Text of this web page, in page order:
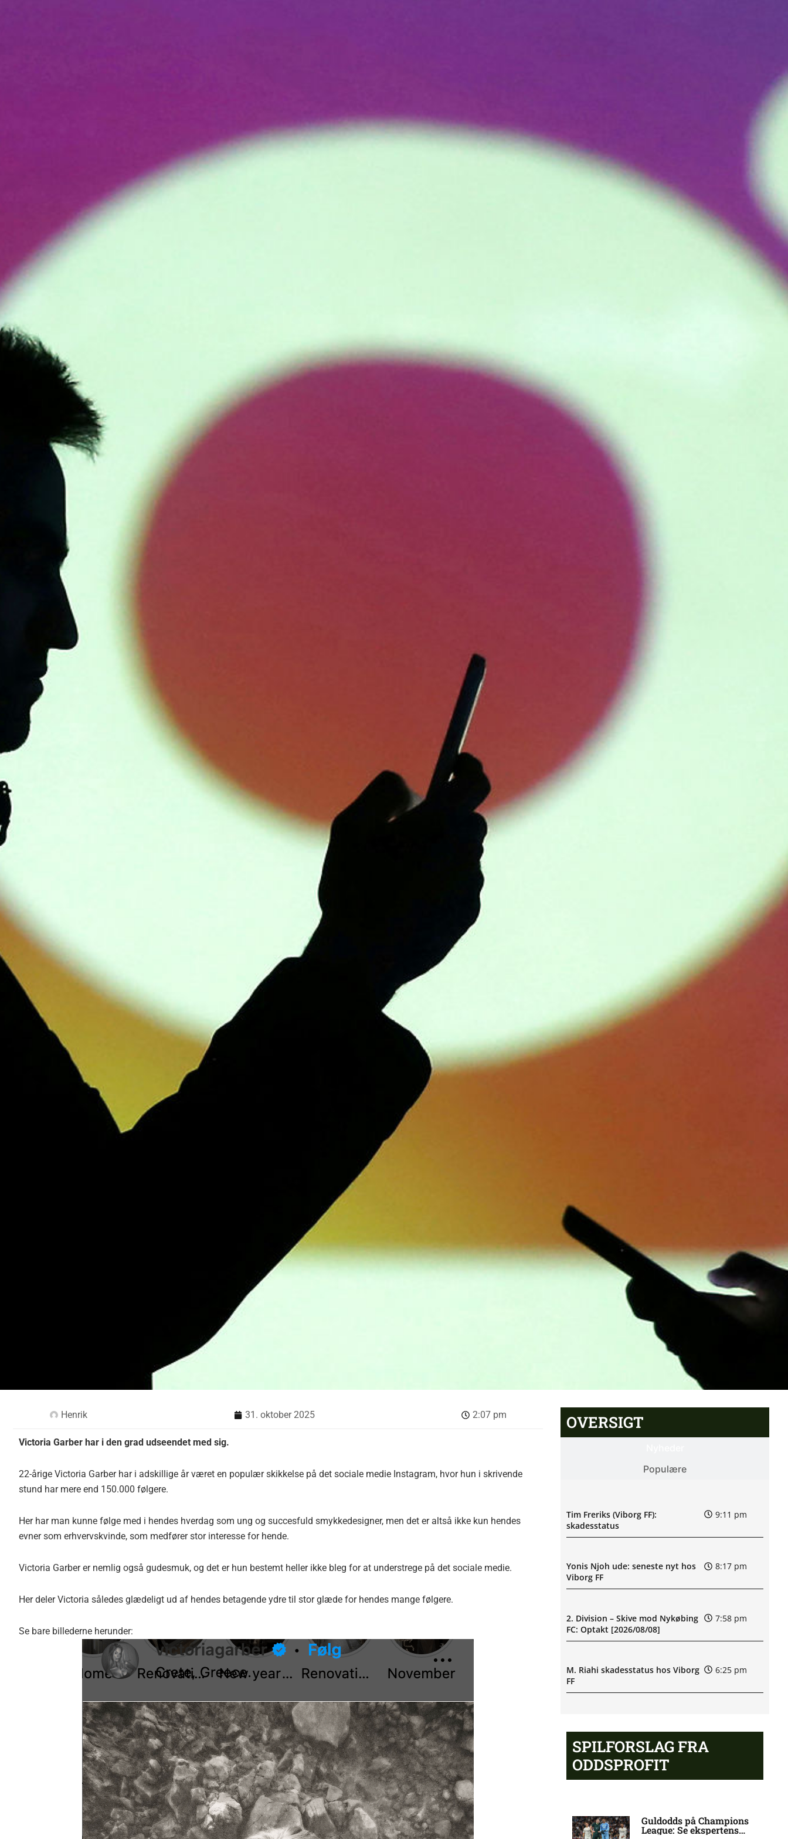
Henrik 31. oktober 2025 2:07 pm
Victoria Garber har i den grad udseendet med sig.
22-årige Victoria Garber har i adskillige år været en populær skikkelse på det sociale medie Instagram, hvor hun i skrivende
stund har mere end 150.000 følgere.
Her har man kunne følge med i hendes hverdag som ung og succesfuld smykkedesigner, men det er altså ikke kun hendes
evner som erhvervskvinde, som medfører stor interesse for hende.
Victoria Garber er nemlig også gudesmuk, og det er hun bestemt heller ikke bleg for at understrege på det sociale medie.
Her deler Victoria således glædeligt ud af hendes betagende ydre til stor glæde for hendes mange følgere.
Se bare billederne herunder:
OVERSIGT
Populære
Tim Freriks (Viborg FF):
skadesstatus
9:11 pm
Yonis Njoh ude: seneste nyt hos
Viborg FF
8:17 pm
2. Division – Skive mod Nykøbing
FC: Optakt [2026/08/08]
7:58 pm
M. Riahi skadesstatus hos Viborg
FF
6:25 pm
skade hos Bodø/Glimt
Eliteserien – Valerenga mod
SPILFORSLAG FRA
ODDSPROFIT
Guldodds på Champions
League: Se ekspertens